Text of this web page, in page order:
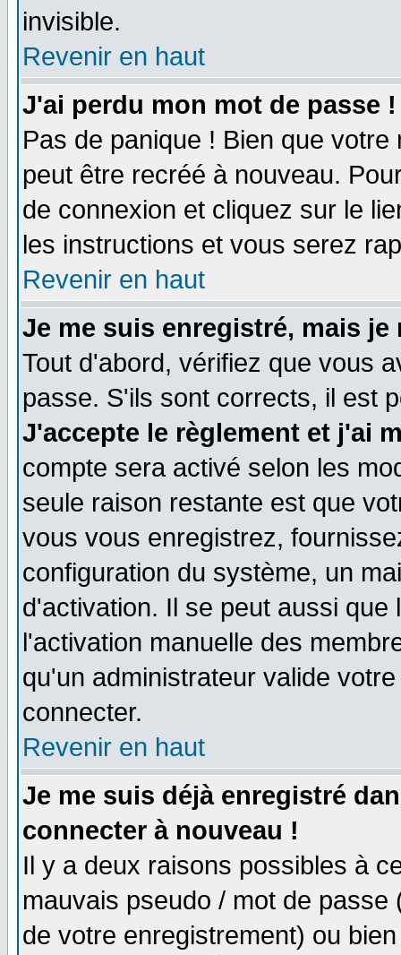
invisible.
Revenir en haut
J'ai perdu mon mot de passe !
Pas de panique ! Bien que
peut être recréé à nouveau.
de connexion et cliquez sur le
les instructions et vous serez
Revenir en haut
Je me suis enregistré, mais
Tout d'abord, vérifiez que vous
passe. S'ils sont corrects, il est
J'accepte le règlement et j'ai
compte sera activé selon les
seule raison restante est que
vous vous enregistrez,
configuration du système, un
d'activation. Il se peut aussi
l'activation manuelle des
qu'un administrateur valide
connecter.
Revenir en haut
Je me suis déjà enregistré
connecter à nouveau !
Il y a deux raisons possibles à
mauvais pseudo / mot de
de votre enregistrement) ou